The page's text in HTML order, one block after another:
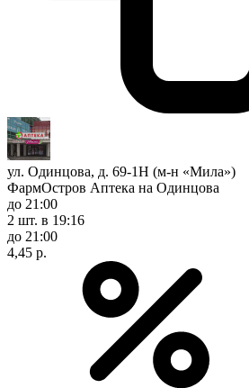
ул. Одинцова, д. 69-1Н (м-н «Мила»)
ФармОстров Аптека на Одинцова
до 21:00
2 шт. в 19:16
до 21:00
4,45 р.